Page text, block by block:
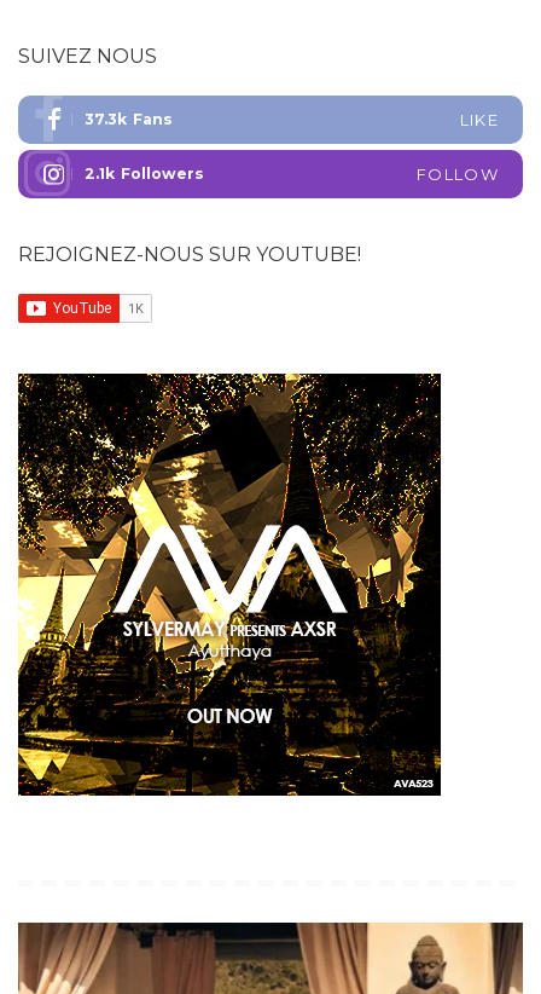
SUIVEZ NOUS
37.3k Fans LIKE
2.1k Followers FOLLOW
REJOIGNEZ-NOUS SUR YOUTUBE!